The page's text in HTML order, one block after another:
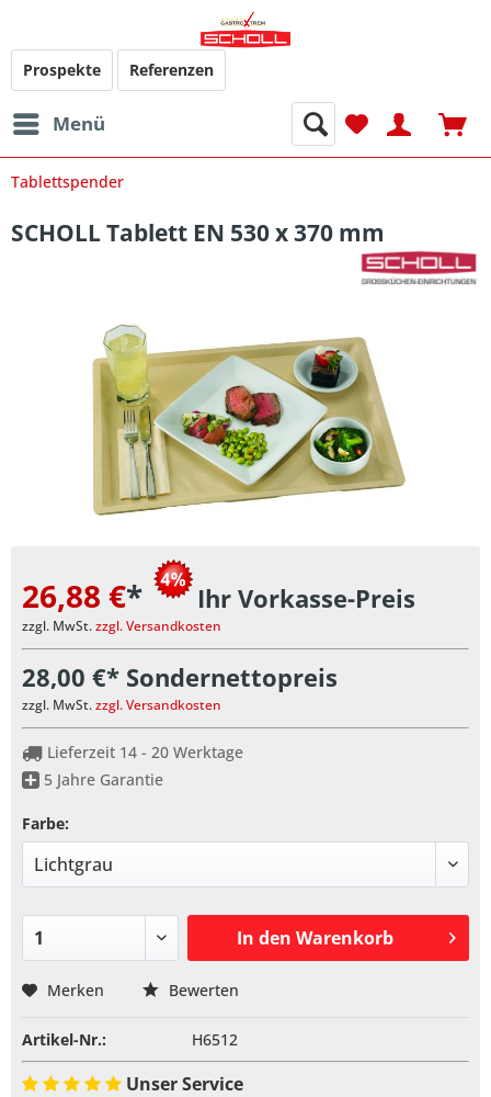
Prospekte Referenzen
Menü
Tablettspender
SCHOLL Tablett EN 530 x 370 mm
26,88 €* Ihr Vorkasse-Preis
zzgl. MwSt.zzgl. Versandkosten
28,00 €* Sondernettopreis
zzgl. MwSt.zzgl. Versandkosten
Lieferzeit 14 - 20 Werktage
5 Jahre Garantie
Farbe:
In den Warenkorb
Merken Bewerten
Artikel-Nr.: H6512
Unser Service